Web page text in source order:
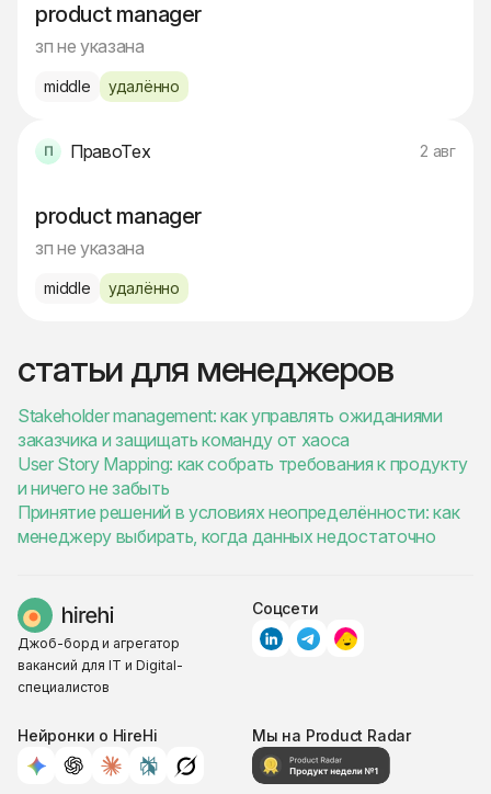
product manager
зп не указана
middle удалённо
ПравоТех 2 авг
product manager
зп не указана
middle удалённо
статьи для менеджеров
Stakeholder management: как управлять ожиданиями
заказчика и защищать команду от хаоса
User Story Mapping: как собрать требования к продукту
и ничего не забыть
Принятие решений в условиях неопределённости: как
менеджеру выбирать, когда данных недостаточно
Джоб-борд и агрегатор
вакансий для IT и Digital-
специалистов
Соцсети
Нейронки о HireHi Мы на Product Radar